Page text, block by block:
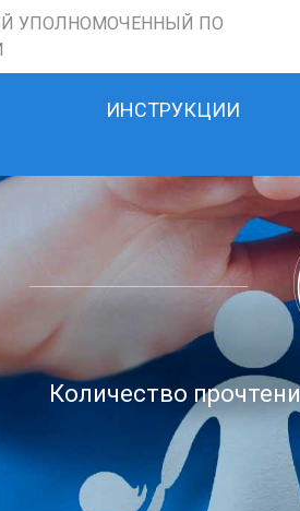
УПОЛНОМОЧЕННЫЙ ПО
ИНСТРУКЦИИ
Количество